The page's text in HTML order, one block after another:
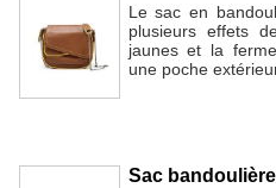
Le sac en
plusieurs effets
jaunes et la
une poche
Sac